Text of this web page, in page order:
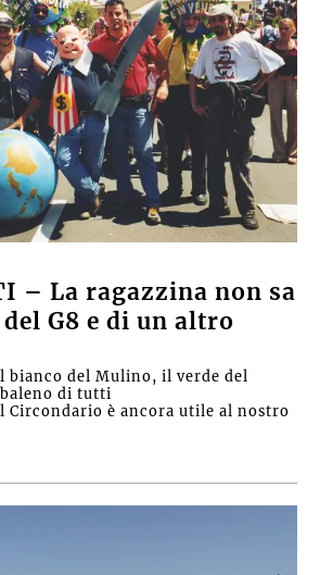
– La ragazzina non sa
G8 e di un altro
bianco del Mulino, il verde del
di tutti
Circondario è ancora utile al nostro